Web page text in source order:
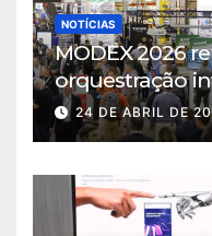
NOTÍCIAS
MODEX 2026
orquestração
intralogística
24 DE ABRIL DE